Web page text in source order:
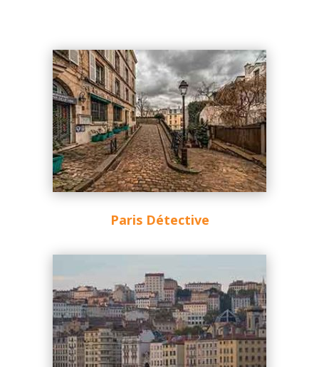
Paris Détective